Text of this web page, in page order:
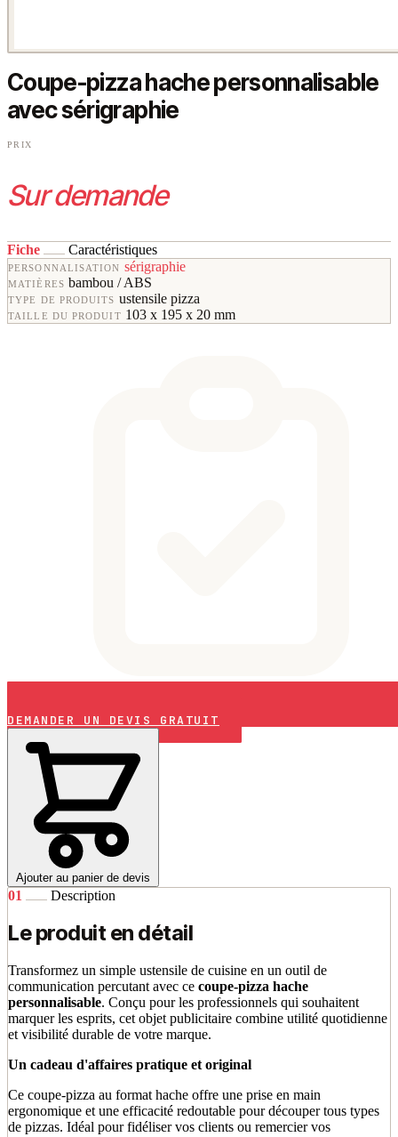
Coupe-pizza hache personnalisable
avec sérigraphie
PRIX
Sur demande
Fiche Caractéristiques
PERSONNALISATION sérigraphie
MATIÈRES bambou / ABS
TYPE DE PRODUITS ustensile pizza
TAILLE DU PRODUIT 103 x 195 x 20 mm
DEMANDER UN DEVIS GRATUIT
Ajouter au panier de devis
01 Description
Le produit en détail
Transformez un simple ustensile de cuisine en un outil de
communication percutant avec ce coupe-pizza hache
personnalisable. Conçu pour les professionnels qui souhaitent
marquer les esprits, cet objet publicitaire combine utilité quotidienne
et visibilité durable de votre marque.
Un cadeau d'affaires pratique et original
Ce coupe-pizza au format hache offre une prise en main
ergonomique et une efficacité redoutable pour découper tous types
de pizzas. Idéal pour fidéliser vos clients ou remercier vos